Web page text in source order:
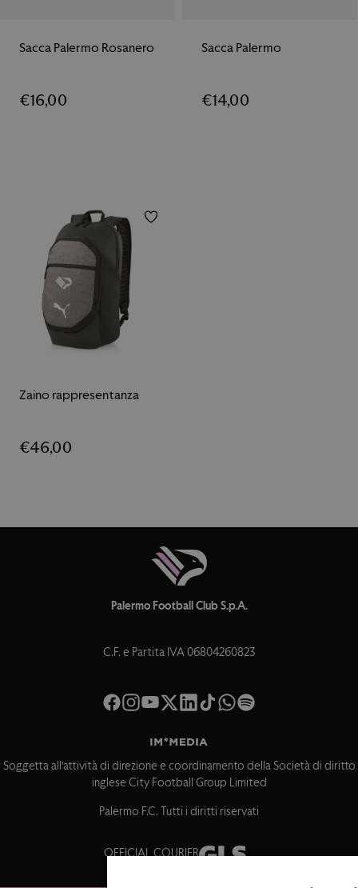
Sacca Palermo Rosanero
€16,00
Sacca Palermo
€14,00
Zaino rappresentanza
€46,00
Palermo Football Club S.p.A.
C.F. e Partita IVA 06804260823
Soggetta all’attività di direzione e coordinamento della Società di diritto
inglese City Football Group Limited
Palermo F.C. Tutti i diritti riservati
OFFICIAL COURIER